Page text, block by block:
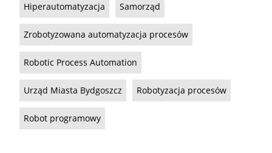
Hiperautomatyzacja Samorząd
Zrobotyzowana automatyzacja procesów
Robotic Process Automation
Urząd Miasta Bydgoszcz Robotyzacja procesów
Robot programowy